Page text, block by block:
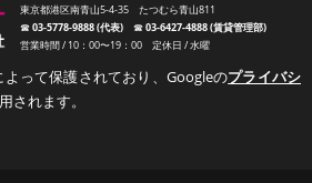
東京都港区南青山5-4-35 たつむら青山811
☎︎03-5778-9888 (代表)☎︎03-6427-4888 (賃貸管理部)
営業時間 / 10：00〜19：00 定休日 / 水曜
よって保護されており、Googleのプライバシ
されます。